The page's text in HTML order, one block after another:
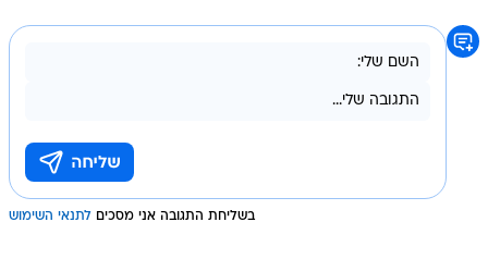
בשליחת התגובה אני מסכים לתנאי השימוש